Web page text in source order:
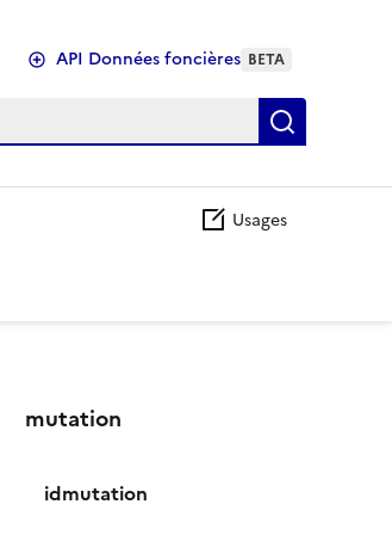
API Données foncières BETA
Usages
mutation
idmutation